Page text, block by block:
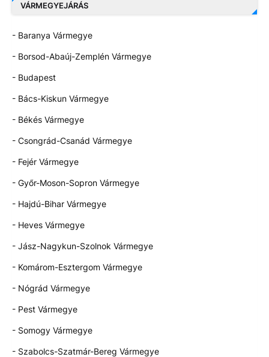
VÁRMEGYEJÁRÁS
- Baranya Vármegye
- Borsod-Abaúj-Zemplén Vármegye
- Budapest
- Bács-Kiskun Vármegye
- Békés Vármegye
- Csongrád-Csanád Vármegye
- Fejér Vármegye
- Győr-Moson-Sopron Vármegye
- Hajdú-Bihar Vármegye
- Heves Vármegye
- Jász-Nagykun-Szolnok Vármegye
- Komárom-Esztergom Vármegye
- Nógrád Vármegye
- Pest Vármegye
- Somogy Vármegye
- Szabolcs-Szatmár-Bereg Vármegye